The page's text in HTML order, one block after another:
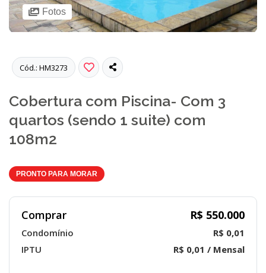
Fotos
Cód.: HM3273
Cobertura com Piscina- Com 3
quartos (sendo 1 suite) com
108m2
PRONTO PARA MORAR
Comprar R$ 550.000
Condomínio
R$ 0,01
IPTU
R$ 0,01 / Mensal